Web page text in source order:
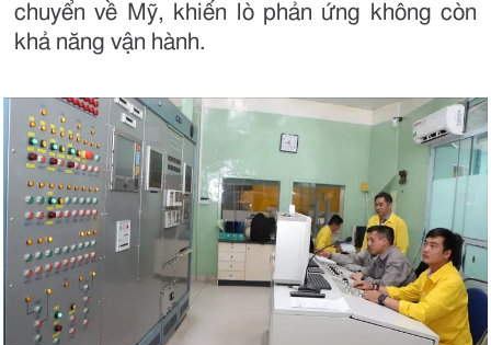
chuyển về Mỹ, khiến lò phản ứng không còn
khả năng vận hành.